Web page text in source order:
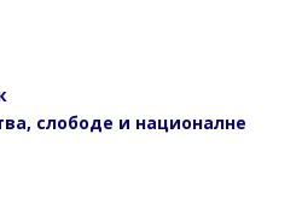
слободе и националне